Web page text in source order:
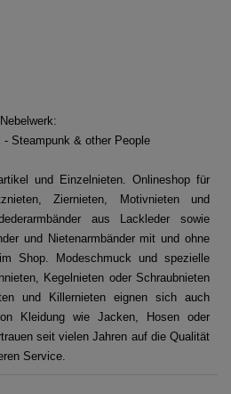
Steampunk & other People
und Einzelnieten. Onlineshop für
Ziernieten, Motivnieten und
aus Lackleder sowie
und Nietenarmbänder mit und ohne
Shop. Modeschmuck und spezielle
Kegelnieten oder Schraubnieten
und Killernieten eignen sich auch
Kleidung wie Jacken, Hosen oder
seit vielen Jahren auf die Qualität
Service.